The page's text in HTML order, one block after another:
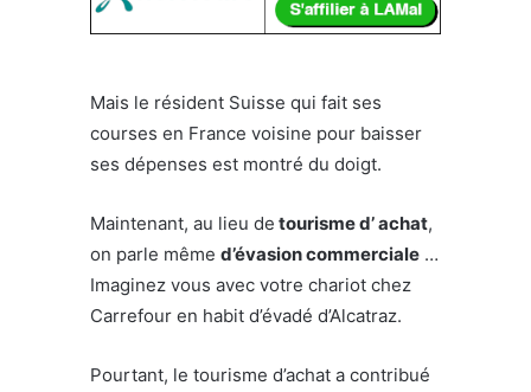
Mais le résident Suisse qui fait ses
courses en France voisine pour baisser
ses dépenses est montré du doigt.
Maintenant, au lieu de tourisme d’ achat,
on parle même d’évasion commerciale …
Imaginez vous avec votre chariot chez
Carrefour en habit d’évadé d’Alcatraz.
Pourtant, le tourisme d’achat a contribué